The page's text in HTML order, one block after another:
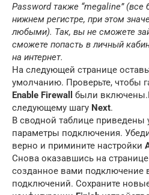
Password также “megaline” (все
нижнем регистре, при этом
любыми). Так, вы не сможете
сможете попасть в личный
на интернет.
На следующей странице
умолчанию. Проверьте, чтобы
Enable Firewall
были
следующему шагу Next.
В сводной таблице приведены
параметры подключения.
верно и примините настройки
Снова оказавшись на странице
созданное вами подключение
подключений. Сохраните